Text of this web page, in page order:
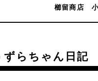
櫛留商店
ずらちゃん日記